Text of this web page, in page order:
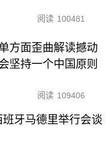
阅读 100481
方面歪曲解读撼动
坚持一个中国原则
阅读 109406
牙马德里举行会谈